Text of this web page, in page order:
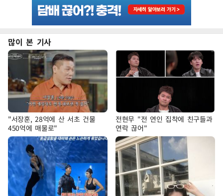
많이 본 기사
"서장훈, 28억에 산 서초 건물
450억에 매물로"
전현무 "전 연인 집착에 친구들과
연락 끊어"